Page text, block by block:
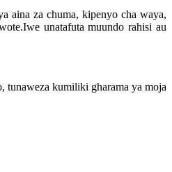
aina za chuma, kipenyo cha waya,
unatafuta muundo rahisi au
tunaweza kumiliki gharama ya moja